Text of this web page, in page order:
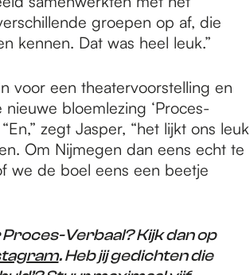
groepen op af, die
kennen. Dat was heel leuk.”
voor een theatervoorstelling en
bloemlezing ‘Proces-
zegt Jasper, “het lijkt ons leuk
Om Nijmegen dan eens echt te
we de boel eens een beetje
Verbaal? Kijk dan op
. Heb jij gedichten die